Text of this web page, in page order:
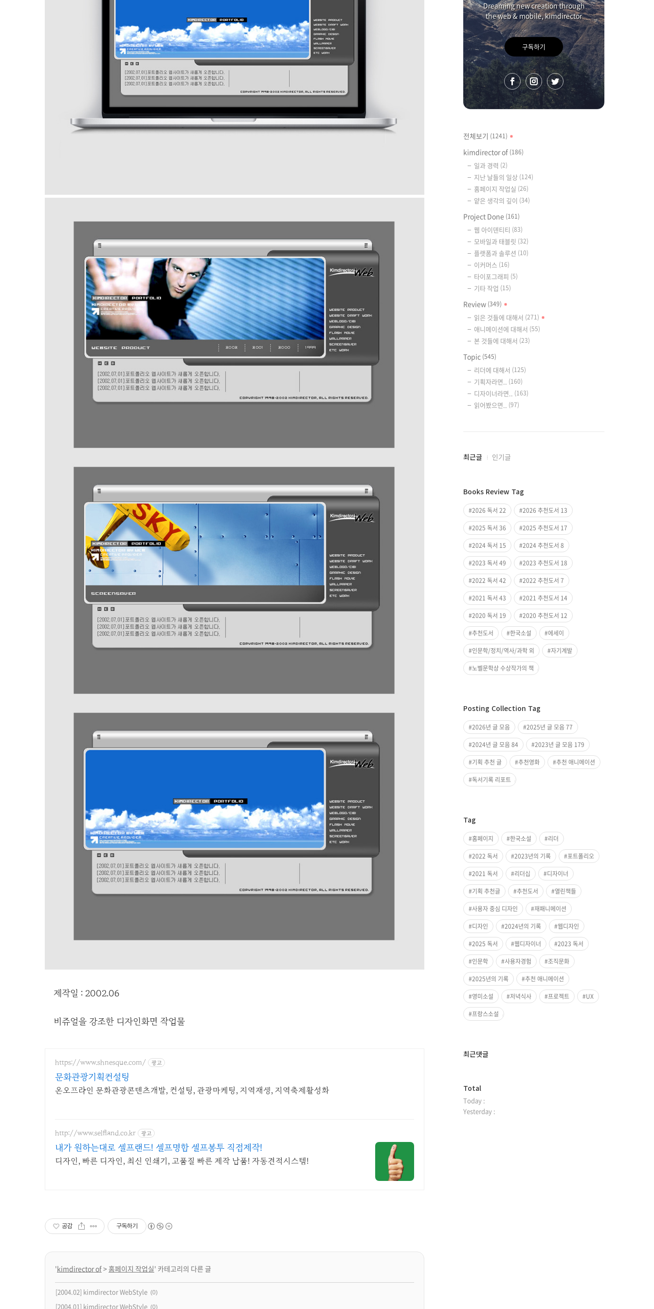
제작일 : 2002.06
비쥬얼을 강조한 디자인화면 작업물
https://www.shnesque.com/ 광고
문화관광기획컨설팅
온오프라인 문화관광콘텐츠개발, 컨설팅, 관광마케팅, 지역재생, 지역축제활성화
http://www.selfland.co.kr 광고
내가 원하는대로 셀프랜드! 셀프명함 셀프봉투 직접제작!
디자인, 빠른 디자인, 최신 인쇄기, 고품질 빠른 제작 납품! 자동견적시스템!
공감 구독하기
'kimdirector of>홈페이지 작업실' 카테고리의 다른 글
[2004.02] kimdirector WebStyle (0)
[2004.01] kimdirector WebStyle (0)
Dreaming new creation through
the web & mobile, kimdirector
구독하기
전체보기 (1241)
kimdirector of (186)
일과 경력 (2)
지난 날들의 일상 (124)
홈페이지 작업실 (26)
얕은 생각의 깊이 (34)
Project Done (161)
웹 아이덴티티 (83)
모바일과 태블릿 (32)
플랫폼과 솔루션 (10)
이커머스 (16)
타이포그래피 (5)
기타 작업 (15)
Review (349)
읽은 것들에 대해서 (271)
애니메이션에 대해서 (55)
본 것들에 대해서 (23)
Topic (545)
리더에 대해서 (125)
기획자라면.. (160)
디자이너라면.. (163)
읽어봤으면.. (97)
근
과
인
기
글
최근글 인기글
Books Review Tag
2026 독서 22
2026 추천도서 13
2025 독서 36
2025 추천도서 17
2024 독서 15
2024 추천도서 8
2023 독서 49
2023 추천도서 18
2022 독서 42
2022 추천도서 7
2021 독서 43
2021 추천도서 14
2020 독서 19
2020 추천도서 12
추천도서
한국소설
에세이
인문학/정치/역사/과학 외
자기계발
노벨문학상 수상작가의 책
Posting Collection Tag
2026년 글 모음
2025년 글 모음 77
2024년 글 모음 84
2023년 글 모음 179
기획 추천 글
추천영화
추천 애니메이션
독서기록 리포트
Tag
홈페이지 한국소설
리더
2022 독서
2023년의 기록
포트폴리오
2021 독서
리더십
디자이너
기획 추천글
추천도서
열린책들
사용자 중심 디자인
재패니메이션
디자인
2024년의 기록
웹디자인
2025 독서
웹디자이너
2023 독서
인문학
사용자경험
조직문화
2025년의 기록
추천 애니메이션
영미소설
저녁식사 프로젝트
UX
프랑스소설
최근댓글
방
문
자
수
Total
Today :
Yesterday :